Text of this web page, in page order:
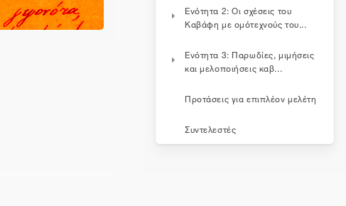
Ενότητα 2: Οι σχέσεις του
Καβάφη με ομότεχνούς του...
Ενότητα 3: Παρωδίες, μιμήσεις
και μελοποιήσεις καβ...
Προτάσεις για επιπλέον μελέτη
Συντελεστές